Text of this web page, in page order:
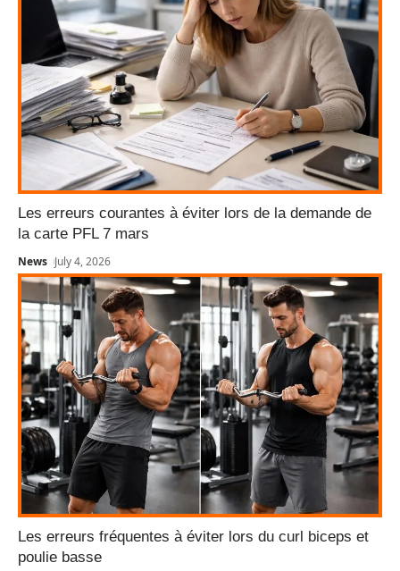
Les erreurs courantes à éviter lors de la demande de
la carte PFL 7 mars
News July 4, 2026
Les erreurs fréquentes à éviter lors du curl biceps et
poulie basse